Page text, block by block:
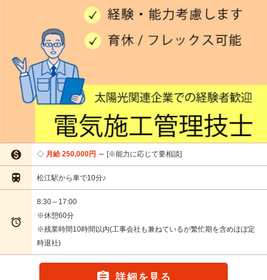
 月給 250,000円 ～ ※能力に応じて要相談
 松江駅から車で10分♪

8:30～17:00
※休憩60分
※残業時間10時間以内(工事会社も兼ねているが繁忙期を含めほぼ定
時退社)
詳細を見る